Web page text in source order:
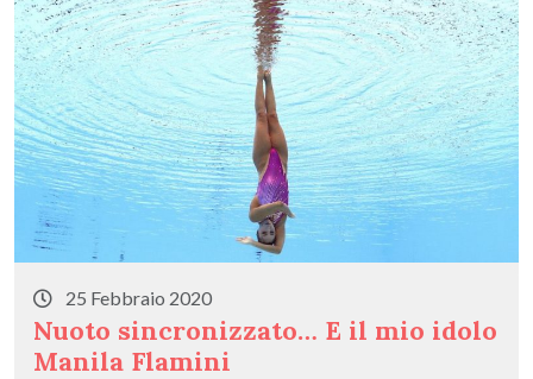
25 Febbraio 2020
Nuoto sincronizzato… E il mio idolo
Manila Flamini